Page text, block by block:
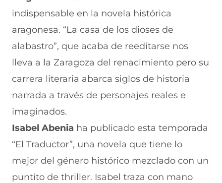
indispensable en la novela histórica
aragonesa. “La casa de los dioses de
alabastro”, que acaba de reeditarse nos
lleva a la Zaragoza del renacimiento pero su
carrera literaria abarca siglos de historia
narrada a través de personajes reales e
imaginados.
Isabel Abenia ha publicado esta temporada
“El Traductor”, una novela que tiene lo
mejor del género histórico mezclado con un
puntito de thriller. Isabel traza con mano